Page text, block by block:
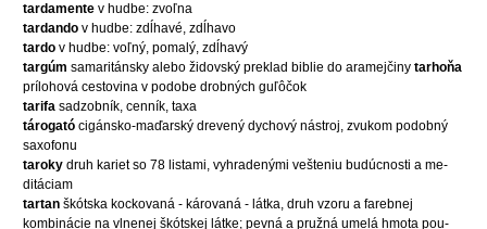
tardamente v hudbe: zvoľna
tardando v hudbe: zdĺhavé, zdĺhavo
tardo v hudbe: voľný, pomalý, zdĺhavý
targúm samaritánsky alebo židovský preklad biblie do aramejčiny tarhoňa
prílohová cestovina v podobe drobných guľôčok
tarifa sadzobník, cenník, taxa
tárogató cigánsko-maďarský drevený dychový nástroj, zvukom podobný
saxofonu
taroky druh kariet so 78 listami, vyhradenými vešteniu budúcnosti a me-
ditáciam
tartan škótska kockovaná - károvaná - látka, druh vzoru a farebnej
kombinácie na vlnenej škótskej látke; pevná a pružná umelá hmota pou-